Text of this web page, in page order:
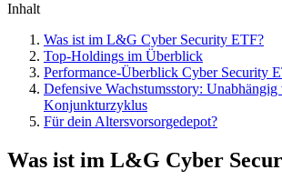
Inhalt
Was ist im L&G Cyber Security ETF?
Top-Holdings im Überblick
Performance-Überblick Cyber Security
Defensive Wachstumsstory: Unabhängig
Konjunkturzyklus
Für dein Altersvorsorgedepot?
Was ist im L&G Cyber